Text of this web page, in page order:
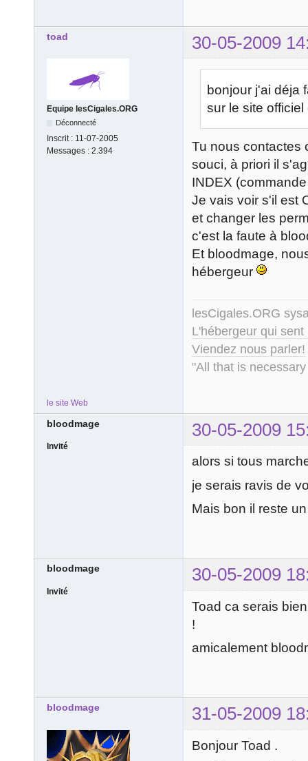
toad 30-05-2009
Equipe lesCigales.ORG
Déconnecté
Inscrit : 11-07-2005
Messages : 2.394
bonjour j'ai déja
sur le site
Tu nous contactes
souci, à priori il
INDEX
Je vais voir s'il est
et changer les
c'est la faute à
Et bloodmage,
hébergeur
lesCigales.ORG
L'hébergeur qui
Viendez nous parler!
"All that is
le site Web
bloodmage 30-05-2009
Invité
alors si tous
je serais ravis de
Mais bon il reste
bloodmage 30-05-2009
Invité
Toad ca serais
!
amicalement
bloodmage 31-05-2009
Bonjour Toad .